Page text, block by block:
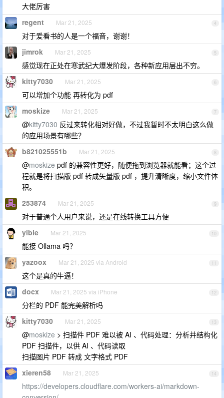
大佬厉害
4
regent Mar 21, 2025
对于爱看书的人是一个福音，谢谢！
5
jimrok Mar 21, 2025
感觉现在正处在寒武纪大爆发阶段，各种新应用层出不穷。
6
kitty7030 Mar 21, 2025
可以增加个功能 再转化为 pdf
7
moskize Mar 21, 2025
@kitty7030 反过来转化相对好做，不过我暂时不太明白这么做
的应用场景有哪些？
8
b821025551b Mar 21, 2025
@moskize pdf 的兼容性更好，随便拖到浏览器就能看；这个过
程就是将扫描版 pdf 转成矢量版 pdf ，提升清晰度，缩小文件体
积。
9
253874 Mar 21, 2025
对于普通个人用户来说，还是在线转换工具方便
10
yibie Mar 21, 2025
能接 Ollama 吗？
11
yazoox Mar 21, 2025 via Android
这个是真的牛逼！
12
docx Mar 21, 2025 via iPhone
分栏的 PDF 能完美解析吗
13
kitty7030 Mar 21, 2025
@moskize > 扫描件 PDF 难以被 AI 、代码处理：分析并结构化
PDF 扫描件，以供 AI 、代码读取
扫描图片 PDF 转成 文字格式 PDF
14
xieren58 Mar 21, 2025
https://developers.cloudflare.com/workers-ai/markdown-